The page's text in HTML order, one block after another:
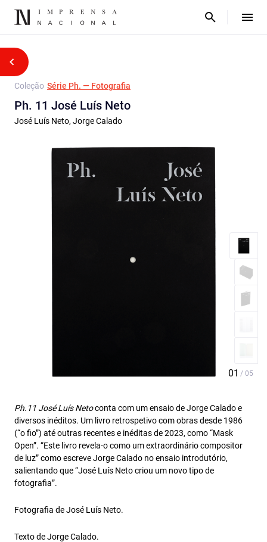
Coleção Série Ph. — Fotografia
Ph. 11 José Luís Neto
José Luís Neto, Jorge Calado
Ph.11 José Luís Netoconta com um ensaio de Jorge Calado e
diversos inéditos. Um livro retrospetivo com obras desde 1986
(“o fio”) até outras recentes e inéditas de 2023, como “Mask
Open”. “Este livro revela-o como um extraordinário compositor
de luz” como escreve Jorge Calado no ensaio introdutório,
salientando que “José Luís Neto criou um novo tipo de
fotografia”.
Fotografia de José Luís Neto.
Texto de Jorge Calado.